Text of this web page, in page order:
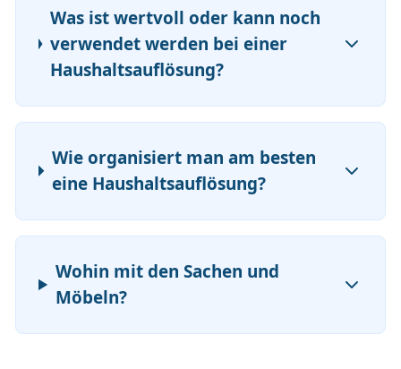
Was ist wertvoll oder kann noch
verwendet werden bei einer
Haushaltsauflösung?
Wie organisiert man am besten
eine Haushaltsauflösung?
Wohin mit den Sachen und
Möbeln?